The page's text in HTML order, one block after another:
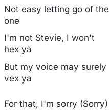
Not easy letting go of the
one
I'm not Stevie, I won't
hex ya
But my voice may surely
vex ya
For that, I'm sorry (Sorry)